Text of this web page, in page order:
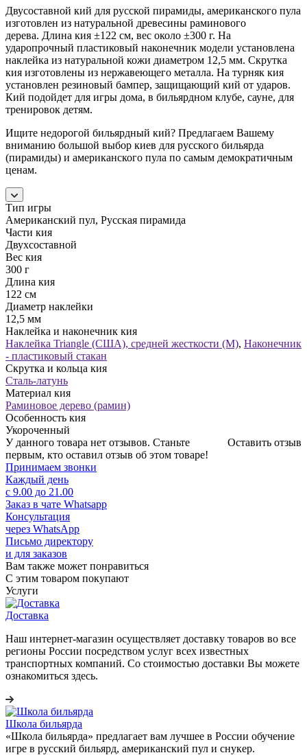
Двусоставной кий для русской пирамиды, американского пула
изготовлен из натуральной древесины раминового
дерева. Длина кия ±122 см, вес около ±300 г. На
ударопрочный пластиковый наконечник модели установлена
наклейка из натуральной кожи диаметром 12,5 мм. Скрутка
кия изготовлены из нержавеющего металла. На турняк кия
установлен резиновый бампер, защищающий кий от ударов.
Кий подойдет для игры дома, в бильярдном клубе, сауне, для
тренировок детям.
Ищите недорогой бильярдный кий? Предлагаем Вашему
вниманию большой выбор киев для русского бильярда
(пирамиды) и американского пула по самым демократичным
ценам.
Тип игры
Американский пул, Русская пирамида
Части кия
Двухсоставной
Вес кия
300 г
Длина кия
122 см
Диаметр наклейки
12,5 мм
Наклейка и наконечник кия
Наклейка Triangle (США), средней жесткости (М), Наконечник
- пластиковый стакан
Скрутка и кольца кия
Сталь-латунь
Материал кия
Раминовое дерево (рамин)
Особенность кия
Укороченный
Оставить отзыв
У данного товара нет отзывов. Станьте
первым, кто оставил отзыв об этом товаре!
Принимаем звонки
Каждый день
с 9.00 до 21.00
Заказ в чате Whatsapp
Консультация
через WhatsApp
Письмо директору
и для заказов
Вам также может понравиться
С этим товаром покупают
Услуги
Доставка
Наш интернет-магазин осуществляет доставку товаров во все
регионы России посредством услуг всех известных
транспортных компаний. Со стоимостью доставки Вы можете
ознакомиться здесь.
Школа бильярда
«Школа бильярда» предлагает вам лучшее в России обучение
игре в русский бильярд, американский пул и снукер.